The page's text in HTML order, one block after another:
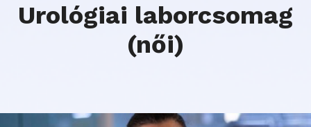
Urológiai laborcsomag
(női)